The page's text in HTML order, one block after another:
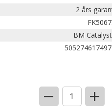
2 års
BM
− +